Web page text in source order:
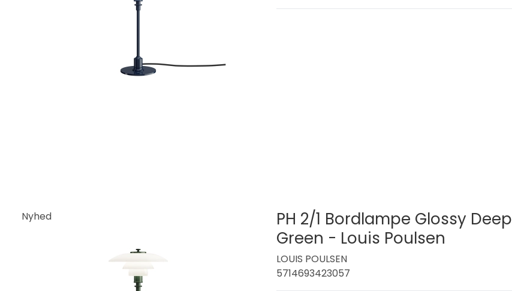
Nyhed
PH 2/1 Bordlampe Glossy Deep
Green - Louis Poulsen
LOUIS POULSEN
5714693423057